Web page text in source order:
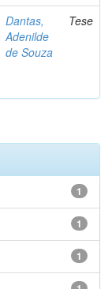
Dantas,
Adenilde
de Souza
Tese
1
1
1